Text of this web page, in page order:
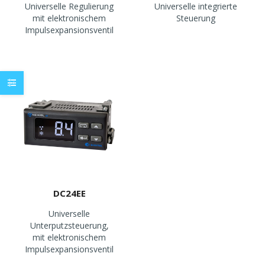
Universelle Regulierung
mit elektronischem
Impulsexpansionsventil
Universelle integrierte
Steuerung
DC24EE
Universelle
Unterputzsteuerung,
mit elektronischem
Impulsexpansionsventil